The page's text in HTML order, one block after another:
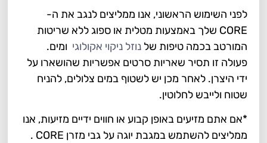
לפני השימוש הראשוני, אנו ממליצים לנגב את ה-
CORE שלך באמצעות מטלית או ספוג ללא שריטות
המורטב בכמה טיפות שלנוזל ניקוי אקולוגי ומים.
פעולה זו תסיר שאריות סרטים אפשריות שהושארו על
ידי היצרן. לאחר מכן יש לשטוף במים צלולים, להניח
שטוח ולייבש לחלוטין.
*אם אתם מזיעים באופן קבוע או חווים ידיים מזיעות, אנו
ממליצים להשתמש במגבת יוגה על גבי מזרן CORE .